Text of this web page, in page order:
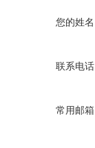
您的姓
联系电
常用邮